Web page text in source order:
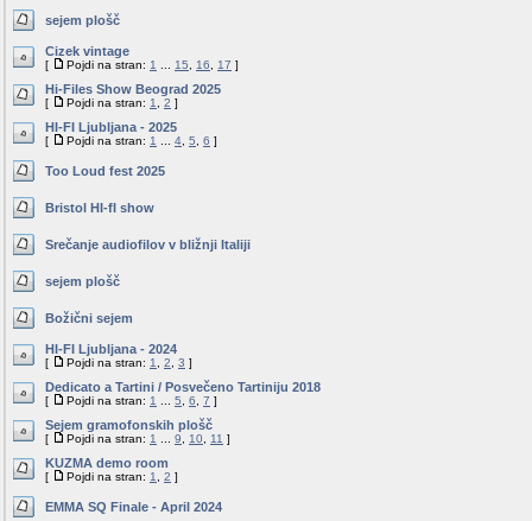
sejem plošč
Cizek vintage
[ Pojdi na stran: 1 15 16 17 ]
Hi-Files Show Beograd 2025
[ Pojdi na stran: 1 2 ]
HI-FI Ljubljana - 2025
[ Pojdi na stran: 1 4 5 6 ]
Too Loud fest 2025
Bristol HI-fI show
Srečanje audiofilov v bližnji Italiji
sejem plošč
Božični sejem
HI-FI Ljubljana - 2024
[ Pojdi na stran: 1 2 3 ]
Dedicato a Tartini / Posvečeno Tartiniju 2018
[ Pojdi na stran: 1 5 6 7 ]
Sejem gramofonskih plošč
[ Pojdi na stran: 1 9 10 11 ]
KUZMA demo room
[ Pojdi na stran: 1 2 ]
EMMA SQ Finale - April 2024